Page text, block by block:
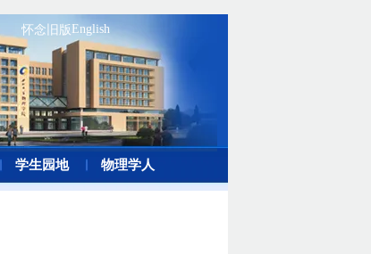
学生园地 物理学人
怀念旧版English